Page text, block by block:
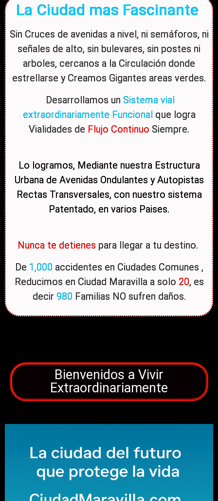
La Ciudad mas Fascinante
Sin Cruces de avenidas a nivel, ni semáforos, ni
señales de alto, sin bulevares, sin postes ni
arboles, cercanos a la Circulación donde
estrellarse y Creamos Gigantes areas verdes.
Desarrollamos un Sistema vial
extraordinariamente Funcional que logra
Vialidades de Flujo Continuo Siempre.
Lo logramos, Mediante nuestra Estructura
Urbana de Avenidas Ondulantes y Autopistas
Rectas Transversales, con nuestro sistema
Patentado, en varios Paises.
Nunca te detienes para llegar a tu destino.
De 1,000 accidentes en Ciudades Comunes ,
Reducimos en Ciudad Maravilla a solo 20, es
decir 980 Familias NO sufren daños.
Bienvenidos a Vivir
Extraordinariamente